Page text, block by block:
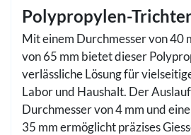
Polypropylen-
Mit einem Durchmesser von 40
von 65 mm bietet dieser
verlässliche Lösung für
Labor und Haushalt. Der
Durchmesser von 4 mm und
35 mm ermöglicht präzises